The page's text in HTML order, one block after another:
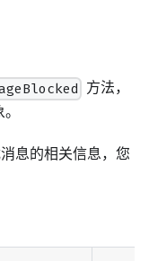
方法，
息的相关信息，您